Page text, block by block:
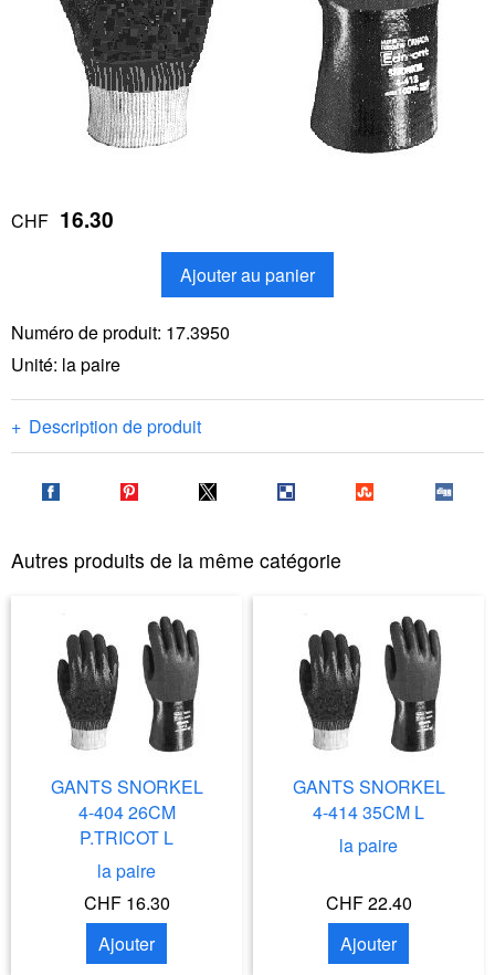
CHF 16.30
Ajouter au panier
Numéro de produit: 17.3950
Unité: la paire
Description de produit
Autres produits de la même catégorie
GANTS SNORKEL
4-404 26CM
P.TRICOT L
la paire
CHF 16.30
Ajouter
GANTS SNORKEL
4-414 35CM L
la paire
CHF 22.40
Ajouter